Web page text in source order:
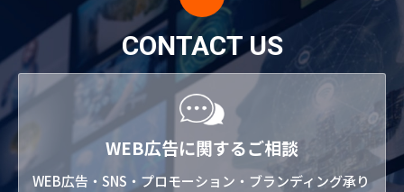
CONTACT US
WEB広告に関するご相談
WEB広告・SNS・プロモーション・ブランディング承り